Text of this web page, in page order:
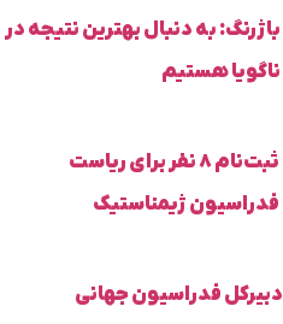
باژرنگ: به دنبال بهترین نتیجه در
ناگویا هستیم
ثبت‌نام ۸ نفر برای ریاست
فدراسیون ژیمناستیک
دبیرکل فدراسیون جهانی